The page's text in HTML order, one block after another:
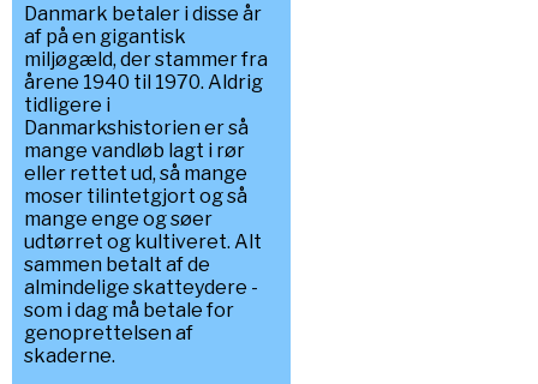
Danmark betaler i disse år
af på en gigantisk
miljøgæld, der stammer fra
årene 1940 til 1970. Aldrig
tidligere i
Danmarkshistorien er så
mange vandløb lagt i rør
eller rettet ud, så mange
moser tilintetgjort og så
mange enge og søer
udtørret og kultiveret. Alt
sammen betalt af de
almindelige skatteydere -
som i dag må betale for
genoprettelsen af
skaderne.